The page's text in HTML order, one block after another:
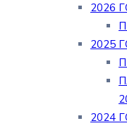
2026
2025
2024